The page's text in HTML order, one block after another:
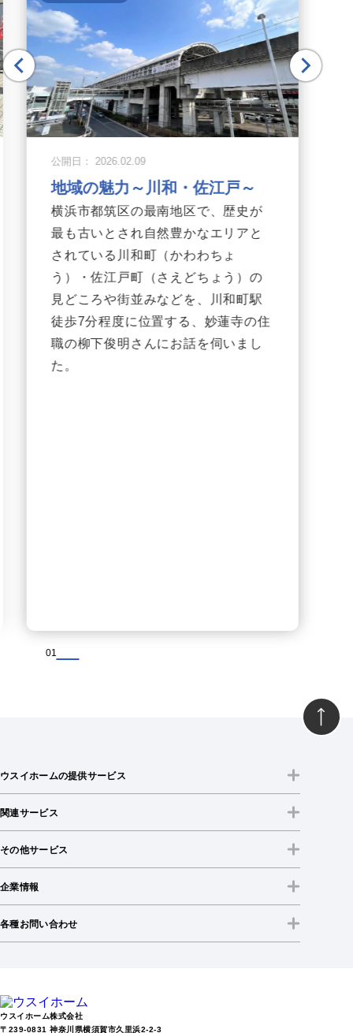
公開日： 2026.02.09
地域の魅力～川和・佐江戸～
横浜市都筑区の最南地区で、歴史が
最も古いとされ自然豊かなエリアと
されている川和町（かわわちょ
う）・佐江戸町（さえどちょう）の
見どころや街並みなどを、川和町駅
徒歩7分程度に位置する、妙蓮寺の住
職の柳下俊明さんにお話を伺いまし
た。
01
ウスイホームの提供サービス
関連サービス
その他サービス
企業情報
各種お問い合わせ
ウスイホーム株式会社
〒239-0831 神奈川県横須賀市久里浜2-2-3